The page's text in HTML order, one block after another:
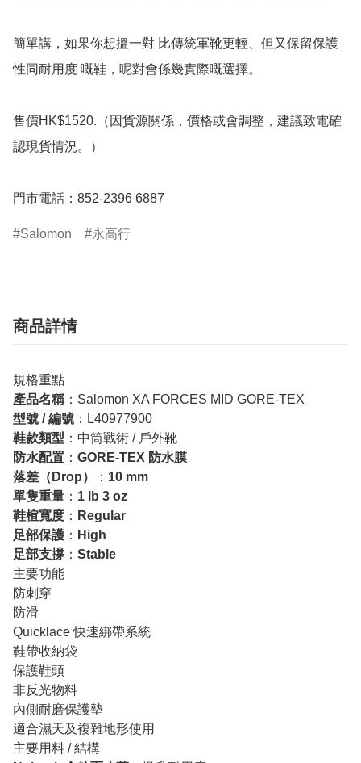
簡單講，如果你想搵一對 比傳統軍靴更輕、但又保留保護
性同耐用度 嘅鞋，呢對會係幾實際嘅選擇。
售價HK$1520.（因貨源關係，價格或會調整，建議致電確
認現貨情況。）
門市電話：852-2396 6887
Salomon 永高行
商品詳情
規格重點
產品名稱 ：Salomon XA FORCES MID GORE-TEX
型號 / 編號 ：L40977900
鞋款類型 ：中筒戰術 / 戶外靴
防水配置 ： GORE-TEX 防水膜
落差（Drop）
： 10 mm
單隻重量 ： 1 lb 3 oz
鞋楦寬度 ： Regular
足部保護 ： High
足部支撐 ： Stable
主要功能
防刺穿
防滑
Quicklace 快速綁帶系統
鞋帶收納袋
保護鞋頭
非反光物料
內側耐磨保護墊
適合濕天及複雜地形使用
主要用料 / 結構